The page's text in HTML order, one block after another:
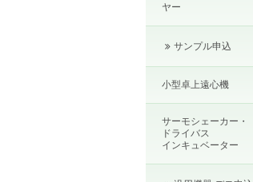
ヤー
サンプル申込
小型卓上遠心機
サーモシェーカー・
ドライバス
インキュベーター